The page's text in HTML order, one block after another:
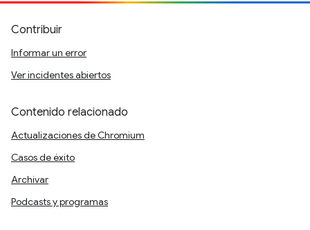
Contribuir
Informar un error
Ver incidentes abiertos
Contenido relacionado
Actualizaciones de Chromium
Casos de éxito
Archivar
Podcasts y programas